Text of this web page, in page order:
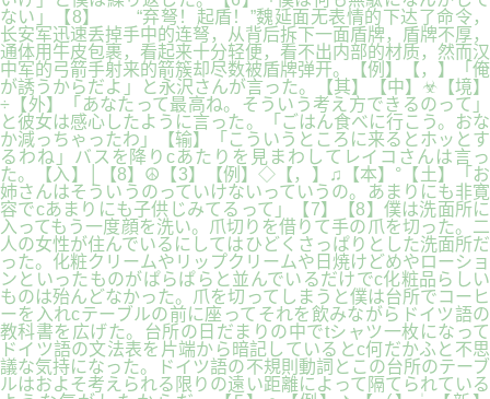
ない」【8】 “弃弩！起盾！”魏延面无表情的下达了命令，
长安军迅速丢掉手中的连弩，从背后拆下一面盾牌，盾牌不厚，
通体用牛皮包裹，看起来十分轻便，看不出内部的材质，然而汉
中军的弓箭手射来的箭簇却尽数被盾牌弹开。【例】【，】「俺
が誘うからだよ」と永沢さんが言った。【其】【中】☣【境】
÷【外】「あなたって最高ね。そういう考え方できるのって」
と彼女は感心したように言った。「ごはん食べに行こう。おな
か減っちゃったわ」【输】「こういうところに来るとホッとす
るわね」バスを降りcあたりを見まわしてレイコさんは言っ
た。【入】│【8】☮【3】【例】◇【，】♫【本】°【土】「お
姉さんはそういうのっていけないっていうの。あまりにも非寛
容でcあまりにも子供じみてるって」【7】【8】僕は洗面所に
入ってもう一度顔を洗い。爪切りを借りて手の爪を切った。二
人の女性が住んでいるにしてはひどくさっぱりとした洗面所だ
った。化粧クリームやリップクリームや日焼けどめやローショ
ンといったものがぱらぱらと並んでいるだけでc化粧品らしい
ものは殆んどなかった。爪を切ってしまうと僕は台所でコーヒ
ーを入れcテーブルの前に座ってそれを飲みながらドイツ語の
教科書を広げた。台所の日だまりの中でtシャツ一枚になって
ドイツ語の文法表を片端から暗記しているとc何だかふと不思
議な気持になった。ドイツ語の不規則動詞とこの台所のテーブ
ルはおよそ考えられる限りの遠い距離によって隔てられている